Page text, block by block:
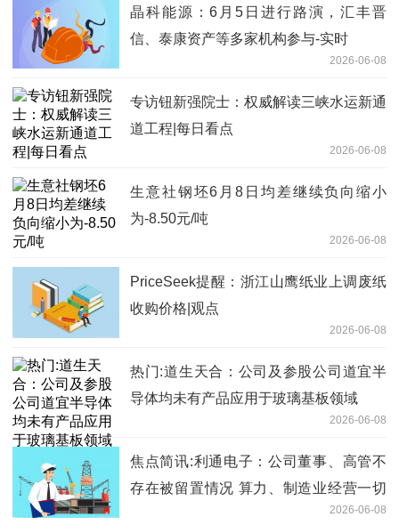
晶科能源：6月5日进行路演，汇丰晋
信、泰康资产等多家机构参与-实时
2026-06-08
专访钮新强院士：权威解读三峡水运新通
道工程|每日看点
2026-06-08
生意社钢坯6月8日均差继续负向缩小
为-8.50元/吨
2026-06-08
PriceSeek提醒：浙江山鹰纸业上调废纸
收购价格|观点
2026-06-08
热门:道生天合：公司及参股公司道宜半
导体均未有产品应用于玻璃基板领域
2026-06-08
焦点简讯:利通电子：公司董事、高管不
存在被留置情况 算力、制造业经营一切
2026-06-08